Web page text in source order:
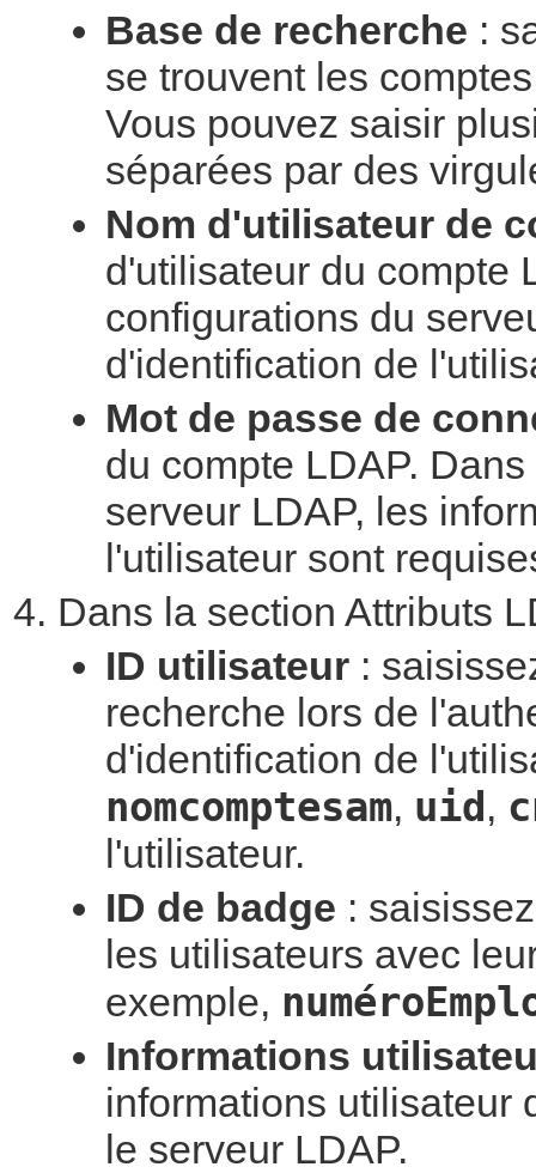
Base de recherche :
se trouvent les
Vous pouvez saisir
séparées par des
Nom d'utilisateur de
d'utilisateur du compte
configurations du
d'identification de
Mot de passe de
du compte LDAP.
serveur LDAP, les
l'utilisateur sont
Dans la section Attributs
ID utilisateur :
recherche lors de
d'identification de
nomcomptesam, uid,
l'utilisateur.
ID de badge :
les utilisateurs avec
exemple,
Informations
informations utilisateur
le serveur LDAP.